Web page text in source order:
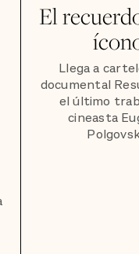
El
Llega a
documental
el último
cineasta